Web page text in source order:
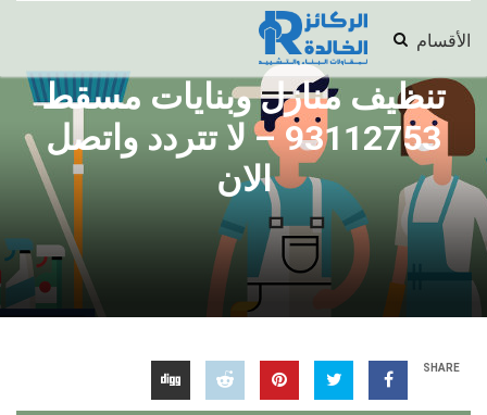
الأقسام
تنظيف منازل وبنايات مسقط
93112753 – لا تتردد واتصل
الان
SHARE